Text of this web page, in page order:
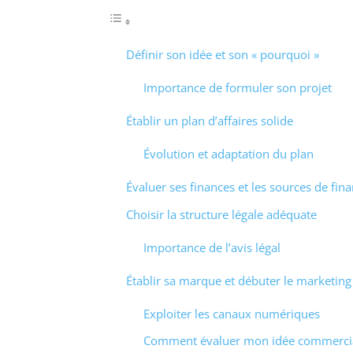
Définir son idée et son « pourquoi »
Importance de formuler son projet
Établir un plan d’affaires solide
Évolution et adaptation du plan
Évaluer ses finances et les sources de
Choisir la structure légale adéquate
Importance de l’avis légal
Établir sa marque et débuter le marketing
Exploiter les canaux numériques
Comment évaluer mon idée